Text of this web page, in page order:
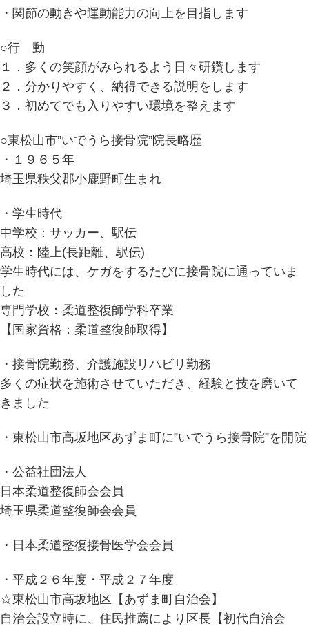
・関節の動きや運動能力の向上を目指します
○行 動
１．多くの笑顔がみられるよう日々研鑽します
２．分かりやすく、納得できる説明をします
３．初めてでも入りやすい環境を整えます
○東松山市”いでうら接骨院”院長略歴
・１９６５年
埼玉県秩父郡小鹿野町生まれ
・学生時代
中学校：サッカー、駅伝
高校：陸上(長距離、駅伝)
学生時代には、ケガをするたびに接骨院に通っていま
した
専門学校：柔道整復師学科卒業
【国家資格：柔道整復師取得】
・接骨院勤務、介護施設リハビリ勤務
多くの症状を施術させていただき、経験と技を磨いて
きました
・東松山市高坂地区あずま町に”いでうら接骨院”を開院
・公益社団法人
日本柔道整復師会会員
埼玉県柔道整復師会会員
・日本柔道整復接骨医学会会員
・平成２６年度・平成２７年度
☆東松山市高坂地区【あずま町自治会】
自治会設立時に、住民推薦により区長【初代自治会